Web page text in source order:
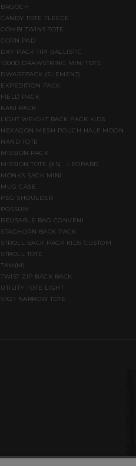
BROOCH
CANDY TOTE FLEECE
COMBI TWINS TOTE
CORN PAD
DAY PACK TIPI BALLISTIC
1000D DRAWSTRING MINI TOTE
DWARFPACK (ELEMENT)
EXPEDITION PACK
FIELD PACK
KANI PACK
LIGHT WEIGHT BACK PACK KIDS
HEXAGON MESH POUCH HALF MOON
HAND TOTE
MISSION PACK
MISSION TOTE (XS) LEOPARD
MONKS SACK MINI
MUG CASE
PEG SHOULDER
POSSUM
REUSABLE BAG CONVENI
STAGHORN BACK PACK
STROLL BACK PACK KIDS CUSTOM
STROLL TOTE
TAM(M)
TWIST ZIP BACK BACK
UTILITY TOTE LIGHT
VX21 NARROW TOTE